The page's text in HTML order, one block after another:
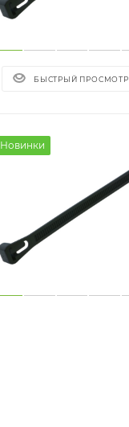
БЫСТРЫЙ ПРОСМОТР
Новинки